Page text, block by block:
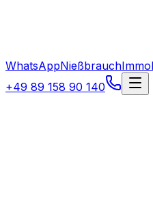
WhatsAppNießbrauch
+49 89 158 90 140